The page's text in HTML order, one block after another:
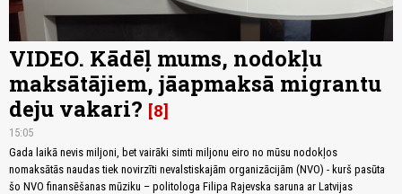
VIDEO. Kādēļ mums, nodokļu
maksātājiem, jāapmaksā migrantu
deju vakari? 8
15:05
Gada laikā nevis miljoni, bet vairāki simti miljonu eiro no mūsu nodokļos
nomaksātās naudas tiek novirzīti nevalstiskajām organizācijām (NVO) - kurš pasūta
šo NVO finansēšanas mūziku – politologa Filipa Rajevska saruna ar Latvijas